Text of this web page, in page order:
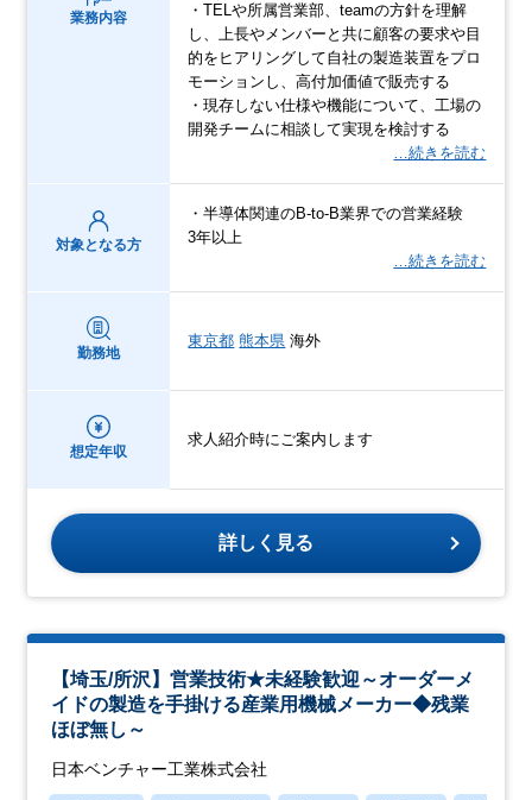
業務内容
・TELや所属営業部、teamの方針を理解
し、上長やメンバーと共に顧客の要求や目
的をヒアリングして自社の製造装置をプロ
モーションし、高付加価値で販売する
・現存しない仕様や機能について、工場の
開発チームに相談して実現を検討する
…続きを読む
対象となる方
・半導体関連のB-to-B業界での営業経験
3年以上
…続きを読む
勤務地
東京都 熊本県 海外
想定年収
求人紹介時にご案内します
詳しく見る
【埼玉/所沢】営業技術★未経験歓迎～オーダーメ
イドの製造を手掛ける産業用機械メーカー◆残業
ほぼ無し～
日本ベンチャー工業株式会社